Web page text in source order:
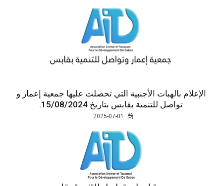
الإعلام بالهبات الأجنبية التي تحصلت عليها جمعية إعمار و
تواصل للتنمية بقابس بتاريخ 15/08/2024.